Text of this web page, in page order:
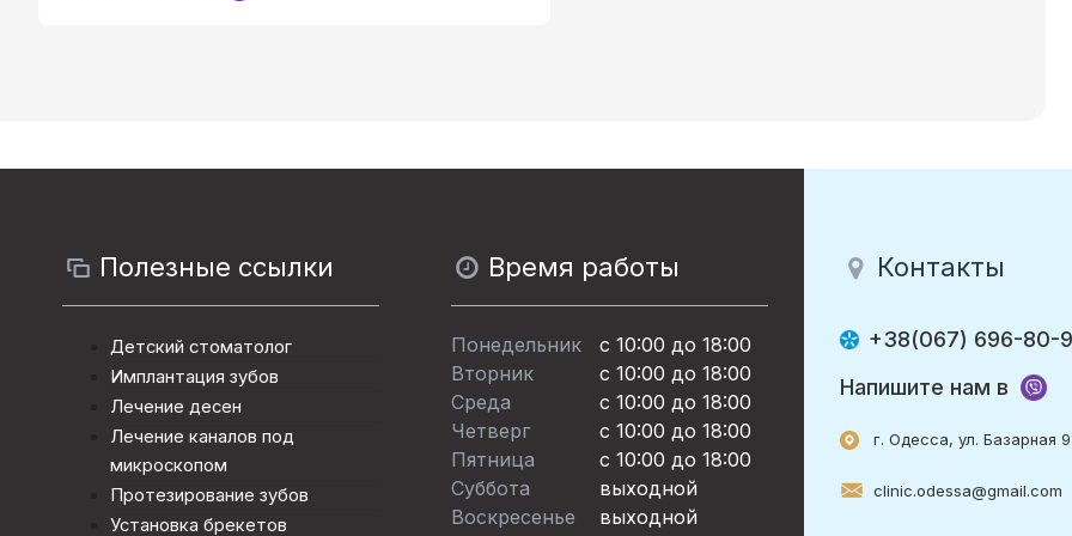
Полезные ссылки
Детский стоматолог
Имплантация зубов
Лечение десен
Лечение каналов под
микроскопом
Протезирование зубов
Установка брекетов
Время работы
Понедельник
с 10:00 до 18:00
Вторник
с 10:00 до 18:00
Среда
с 10:00 до 18:00
Четверг
с 10:00 до 18:00
Пятница
c 10:00 до 18:00
Суббота
выходной
Воскресенье
выходной
Контакты
+38(067) 696-80-
Напишите нам в
г. Одесса, ул. Базарная
clinic.odessa@gmail.com